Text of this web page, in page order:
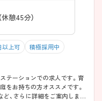
憩45分）
以上可 積極採用中
テーションでの求人です。育
をお持ちの方オススメです。
、さらに詳細をご案内します